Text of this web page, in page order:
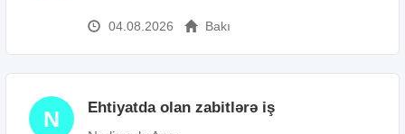
04.08.2026 Bakı
N Ehtiyatda olan zabitlərə iş